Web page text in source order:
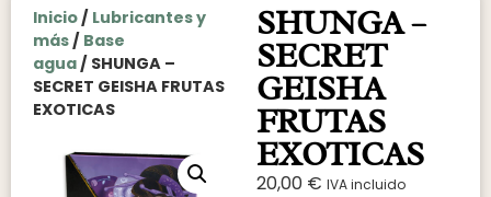
Inicio / Lubricantes y
más / Base
agua / SHUNGA –
SECRET GEISHA FRUTAS
EXOTICAS
SHUNGA –
SECRET
GEISHA
FRUTAS
EXOTICAS
20,00 € IVA incluido